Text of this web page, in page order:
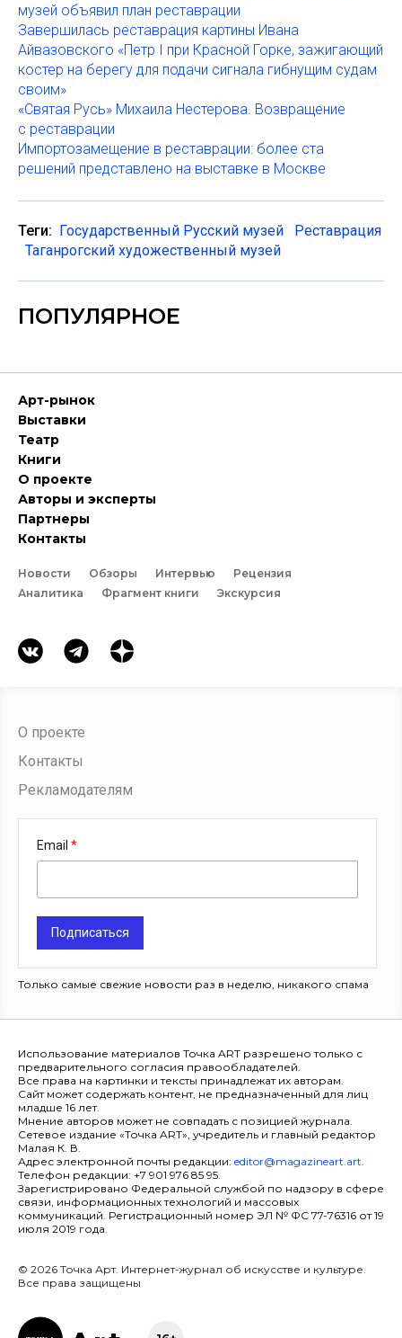
музей объявил план реставрации
Завершилась реставрация картины Ивана
Айвазовского «Петр I при Красной Горке, зажигающий
костер на берегу для подачи сигнала гибнущим судам
своим»
«Святая Русь» Михаила Нестерова. Возвращение
с реставрации
Импортозамещение в реставрации: более ста
решений представлено на выставке в Москве
Теги: Государственный Русский музей
Реставрация
Таганрогский художественный музей
ПОПУЛЯРНОЕ
Арт-рынок
Выставки
Театр
Книги
О проекте
Авторы и эксперты
Партнеры
Контакты
Новости Обзоры Интервью
Рецензия
Аналитика
Фрагмент книги Экскурсия
О проекте
Контакты
Рекламодателям
Email
Подписаться
Только самые свежие новости раз в неделю, никакого спама
Использование материалов Точка ART разрешено только с
предварительного согласия правообладателей.
Все права на картинки и тексты принадлежат их авторам.
Сайт может содержать контент, не предназначенный для лиц
младше 16 лет.
Мнение авторов может не совпадать с позицией журнала.
Сетевое издание «Точка ART», учредитель и главный редактор
Малая К. В.
Адрес электронной почты редакции: editor@magazineart.art.
Телефон редакции: +7 901 976 85 95.
Зарегистрировано Федеральной службой по надзору в сфере
связи, информационных технологий и массовых
коммуникаций. Регистрационный номер ЭЛ № ФС 77-76316 от 19
июля 2019 года.
© 2026 Точка Арт. Интернет-журнал об искусстве и культуре.
Все права защищены